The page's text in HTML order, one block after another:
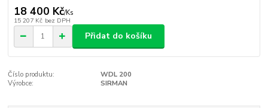
18 400 Kč/Ks
15 207 Kč bez DPH
Přidat do košíku
Číslo produktu:
WDL 200
Výrobce:
SIRMAN